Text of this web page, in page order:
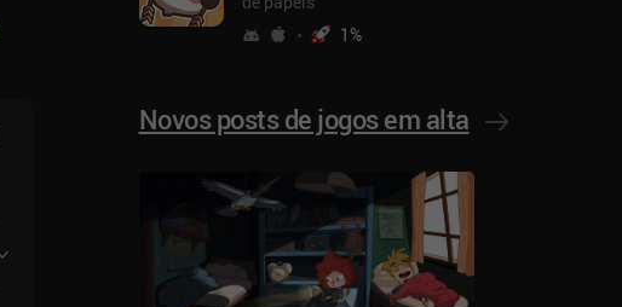
1%
Novos posts de jogos em alta